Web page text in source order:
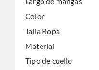
Color
Talla Ropa
Material
Tipo de cuello